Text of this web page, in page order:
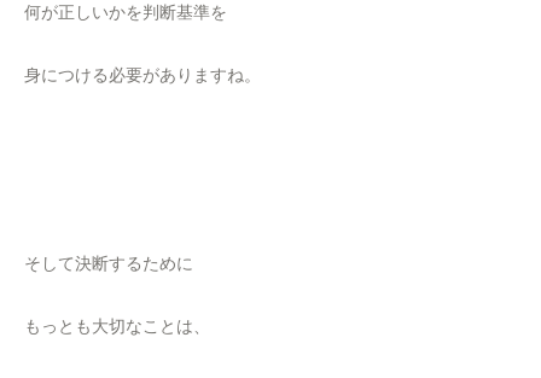
何が正しいかを判断基準を
身につける必要がありますね。
そして決断するために
もっとも大切なことは、